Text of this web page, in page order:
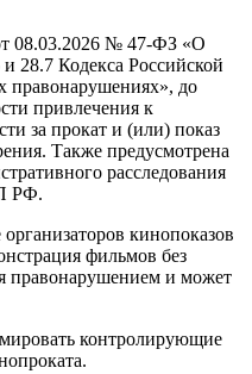
08.03.2026 № 47-ФЗ «О
28.7 Кодекса Российской
правонарушениях», до
привлечения к
за прокат и (или) показ
Также предусмотрена
расследования
РФ.
кинопоказов
фильмов без
правонарушением и может
контролирующие